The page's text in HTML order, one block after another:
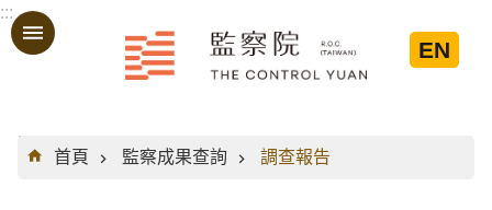
跳到主要內容區塊
:::
EN
:::
首頁
監察成果查詢 調查報告